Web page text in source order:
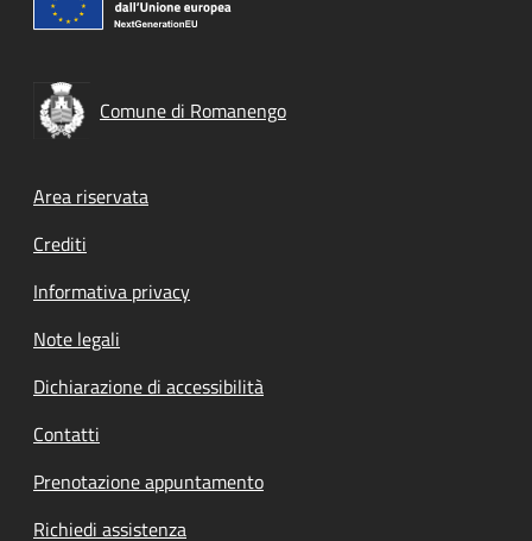
Comune di Romanengo
Footer menu
Area riservata
Crediti
Informativa privacy
Note legali
Dichiarazione di accessibilità
Contatti
Prenotazione appuntamento
Richiedi assistenza